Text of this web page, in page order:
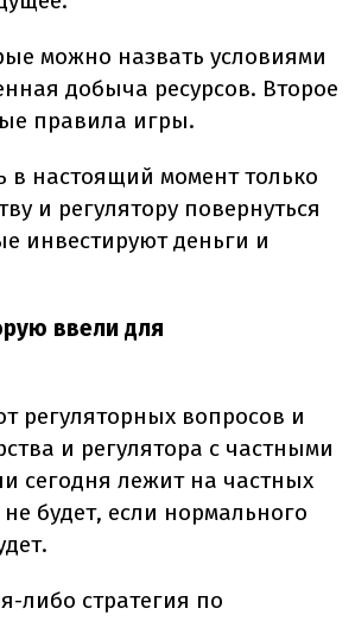
можно назвать условиями
добыча ресурсов. Второе
правила игры.
в настоящий момент только
и регулятору повернуться
инвестируют деньги и
ввели для
регуляторных вопросов и
и регулятора с частными
сегодня лежит на частных
будет, если нормального
либо стратегия по